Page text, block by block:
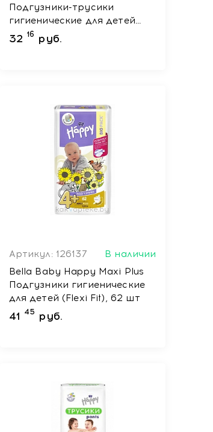
Подгузники-трусики
гигиенические для детей
универсальные, 48 шт
32 16 руб.
Артикул: 126137
В наличии
Bella Baby Happy Maxi Plus
Подгузники гигиенические
для детей (Flexi Fit), 62 шт
41 45 руб.